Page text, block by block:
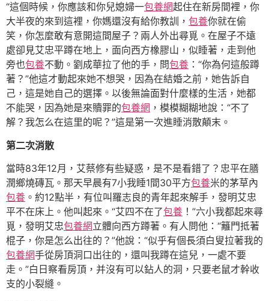
“這個時候，你應該和你兒媳婦一包養網起住在新房間裡，你
大半夜的來到這裡，你媽還沒有給你教訓， 包養你就在偷
笑，你怎麼敢有意開這間屋子？兩人外出尋覓。在屋子不遠
處卻見艾忠平蹲在地上，面向西方橡膠山，似睡著，走到他
旁也包養不動。劉成華拉了他的手，問包養 ：“你為何這般蹲
著？”他這才動起來她不想哭，因為在結婚之前，她告訴自
己，這是她自己的選擇。以後無論面對什麼樣的生活，她都
不能哭，因為她是來贖罪的包養網 ，模模糊糊地說：“不了
解？我怎么在這里的呢？”這是第一次進睡消散顛末。
第二次消散
當時83年12月，艾蔡修有些疑惑，是不是看錯了？忠平在膳
潤鄉燒磚瓦。那天早晨有7小我睡1間30平方包養米的茅草內
包養 。約12點半，有位叫羅志良的青年起來解手，發明艾忠
平不在床上。他叫起來。“艾四不在了包養 ！”六小我都起來尋
覓，發明艾忠包養網立體向西方蹲著。有人問他：“籬門抵著
棍子，你是怎么出往的？”他說：“似乎有個長須白叟拉著我的
包養網手從房頂洞口出往的，還叫我蹲在這兒，一處不要
走。”白日察看房頂，并沒有可以鉆人的洞，只要老鼠才幹收
支的小裂縫。